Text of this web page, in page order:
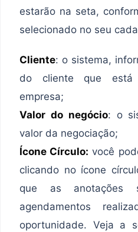
estarão na seta,
selecionado no seu
Cliente: o sistema,
do cliente que está
empresa;
Valor do negócio: o
valor da negociação;
Ícone Círculo: você
clicando no ícone
que as anotações
agendamentos
oportunidade. Veja a